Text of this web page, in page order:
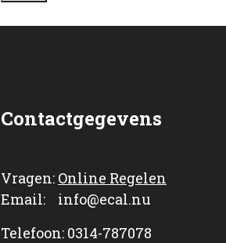
Contactgegevens
Vragen: Online Regelen
Email: info@ecal.nu
Telefoon: 0314-787078